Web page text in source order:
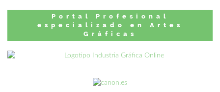
Portal Profesional
especializado en Artes
Gráficas